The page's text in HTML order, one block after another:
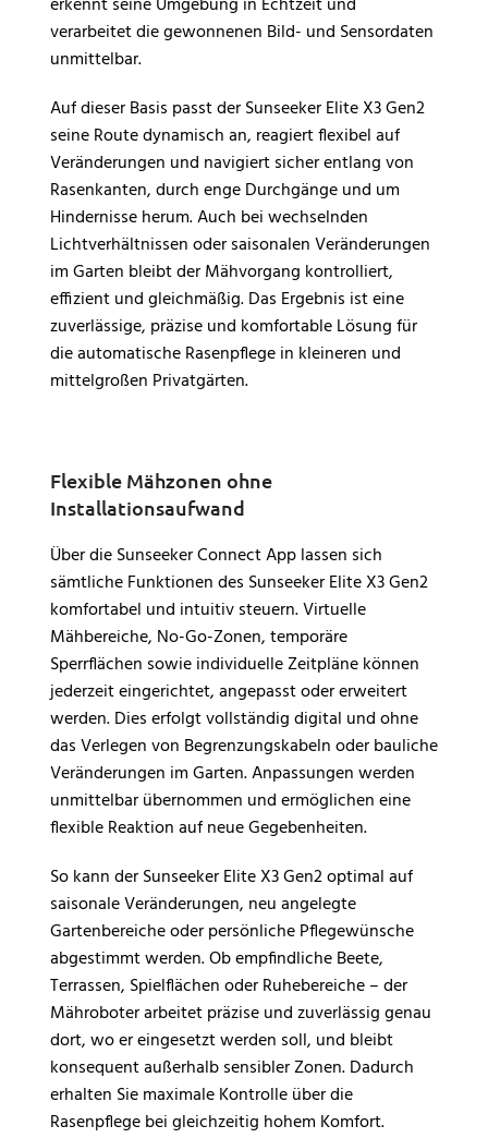
verarbeitet die gewonnenen Bild- und Sensordaten
unmittelbar.
Auf dieser Basis passt der Sunseeker Elite X3 Gen2
seine Route dynamisch an, reagiert flexibel auf
Veränderungen und navigiert sicher entlang von
Rasenkanten, durch enge Durchgänge und um
Hindernisse herum. Auch bei wechselnden
Lichtverhältnissen oder saisonalen Veränderungen
im Garten bleibt der Mähvorgang kontrolliert,
effizient und gleichmäßig. Das Ergebnis ist eine
zuverlässige, präzise und komfortable Lösung für
die automatische Rasenpflege in kleineren und
mittelgroßen Privatgärten.
Flexible Mähzonen ohne
Installationsaufwand
Über die Sunseeker Connect App lassen sich
sämtliche Funktionen des Sunseeker Elite X3 Gen2
komfortabel und intuitiv steuern. Virtuelle
Mähbereiche, No-Go-Zonen, temporäre
Sperrflächen sowie individuelle Zeitpläne können
jederzeit eingerichtet, angepasst oder erweitert
werden. Dies erfolgt vollständig digital und ohne
das Verlegen von Begrenzungskabeln oder bauliche
Veränderungen im Garten. Anpassungen werden
unmittelbar übernommen und ermöglichen eine
flexible Reaktion auf neue Gegebenheiten.
So kann der Sunseeker Elite X3 Gen2 optimal auf
saisonale Veränderungen, neu angelegte
Gartenbereiche oder persönliche Pflegewünsche
abgestimmt werden. Ob empfindliche Beete,
Terrassen, Spielflächen oder Ruhebereiche – der
Mähroboter arbeitet präzise und zuverlässig genau
dort, wo er eingesetzt werden soll, und bleibt
konsequent außerhalb sensibler Zonen. Dadurch
erhalten Sie maximale Kontrolle über die
Rasenpflege bei gleichzeitig hohem Komfort.